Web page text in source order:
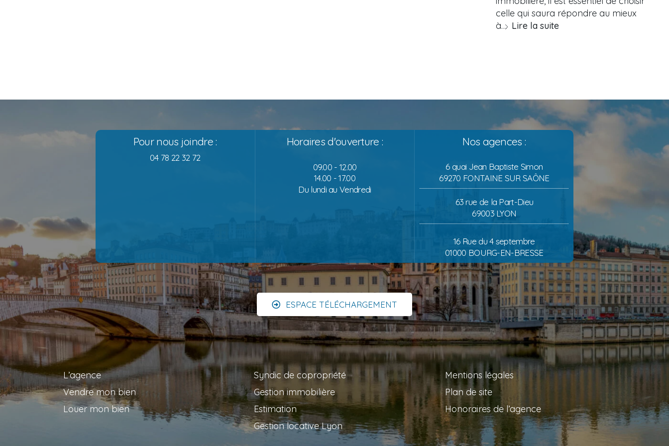
celle qui saura répondre au mieux
à… Lire la suite
Pour nous joindre :
04 78 22 32 72
Horaires d'ouverture :
09.00 - 12.00
14.00 - 17.00
Du lundi au Vendredi
Nos agences :
6 quai Jean Baptiste Simon
69270 FONTAINE SUR SAÔNE
63 rue de la Part-Dieu
69003 LYON
16 Rue du 4 septembre
01000 BOURG-EN-BRESSE
ESPACE TÉLÉCHARGEMENT
L’agence
Vendre mon bien
Louer mon bien
Syndic de copropriété
Gestion immobilière
Estimation
Gestion locative Lyon
Mentions légales
Plan de site
Honoraires de l’agence